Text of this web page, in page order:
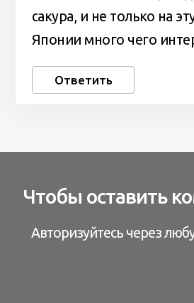
сакура, и не только на
Японии много чего
Ответить
Чтобы оставить
Авторизуйтесь через